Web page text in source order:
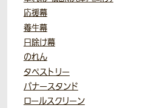
応援幕
養生幕
日除け幕
のれん
タペストリー
バナースタンド
ロールスクリーン